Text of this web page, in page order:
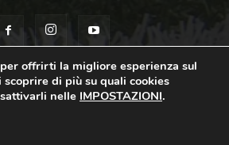
Cookie Policy Privacy Policy
by Rosolino Ciprì | Support by
offrirti la migliore esperienza sul
di più su quali cookies
nelle IMPOSTAZIONI.